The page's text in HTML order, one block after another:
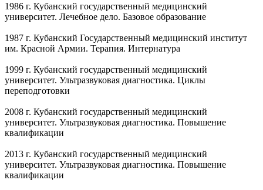
1986 г. Кубанский государственный медицинский
университет. Лечебное дело. Базовое образование
1987 г. Кубанский Государственный медицинский институт
им. Красной Армии. Терапия. Интернатура
1999 г. Кубанский государственный медицинский
университет. Ультразвуковая диагностика. Циклы
переподготовки
2008 г. Кубанский государственный медицинский
университет. Ультразвуковая диагностика. Повышение
квалификации
2013 г. Кубанский государственный медицинский
университет. Ультразвуковая диагностика. Повышение
квалификации